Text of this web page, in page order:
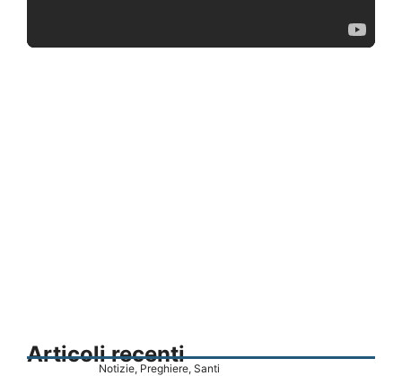
Articoli recenti
Notizie, Preghiere, Santi